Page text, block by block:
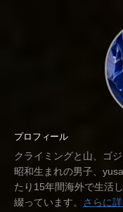
プロフィール
クライミングと山、ゴ
昭和生まれの男子、
たり15年間海外で生活
綴っています。
さらに